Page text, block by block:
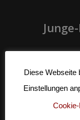
Diese Webseite
Einstellungen